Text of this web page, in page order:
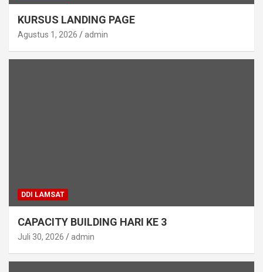
KURSUS LANDING PAGE
Agustus 1, 2026 admin
DDI LAMSAT
CAPACITY BUILDING HARI KE 3
Juli 30, 2026 admin